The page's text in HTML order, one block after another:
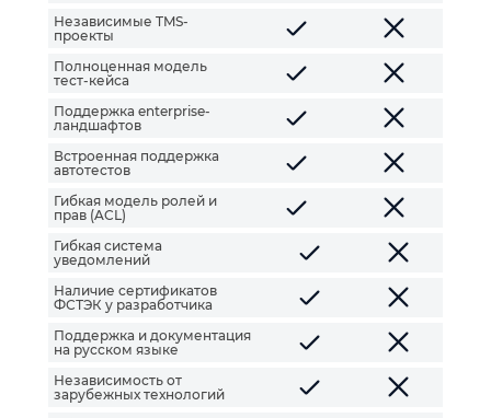
Независимые TMS-
проекты
Полноценная модель
тест-кейса
Поддержка enterprise-
ландшафтов
Встроенная поддержка
автотестов
Гибкая модель ролей и
прав (ACL)
Гибкая система
уведомлений
Наличие сертификатов
ФСТЭК у разработчика
Поддержка и документация
на русском языке
Независимость от
зарубежных технологий